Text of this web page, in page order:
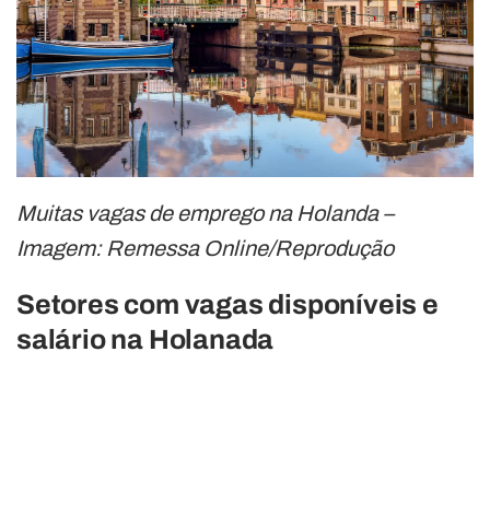
Muitas vagas de emprego na Holanda –
Imagem: Remessa Online/Reprodução
Setores com vagas disponíveis e
salário na Holanada